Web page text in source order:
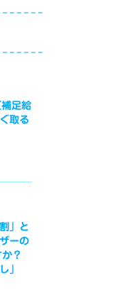
足給
取る
」と
ーの
？
」